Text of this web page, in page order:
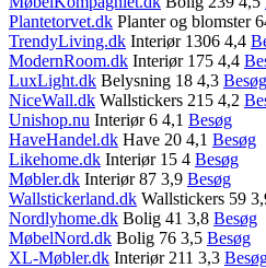
Plantetorvet.dk Planter og blomster
TrendyLiving.dk Interiør 1306 4,4
ModernRoom.dk Interiør 175 4,4
LuxLight.dk Belysning 18 4,3 Besøg
NiceWall.dk Wallstickers 215 4,2
Unishop.nu Interiør 6 4,1 Besøg
HaveHandel.dk Have 20 4,1 Besøg
Likehome.dk Interiør 15 4 Besøg
Møbler.dk Interiør 87 3,9 Besøg
Wallstickerland.dk Wallstickers 59
Nordlyhome.dk Bolig 41 3,8 Besøg
MøbelNord.dk Bolig 76 3,5 Besøg
XL-Møbler.dk Interiør 211 3,3